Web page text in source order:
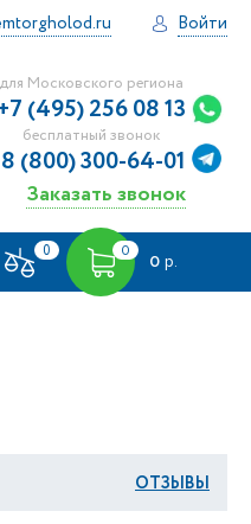
Войти
для Московского региона
(495) 256 08 13
бесплатный звонок
8 (800) 300-64-01
Заказать звонок
0 0
0 р.
ОТЗЫВЫ